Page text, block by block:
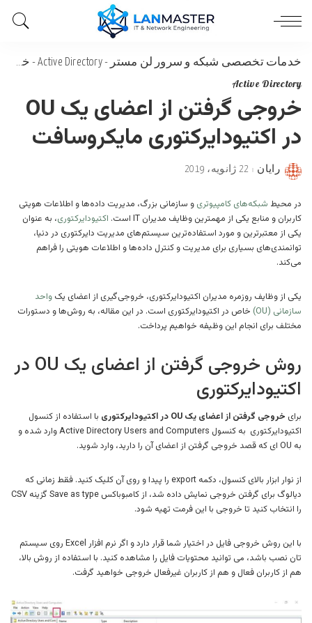
خدمات تخصصی شبکه و سرور لن مستر -
Active Directory
- خروجی گرفتن از اعضای یک OU در اکتیودایرکتوری مایکروسافت
Active Directory
خروجی گرفتن از اعضای یک OU
در اکتیودایرکتوری مایکروسافت
Posted
رایان 22 ژانویه، 2019
در محیط‌ شبکه‌های کامپیوتری و سازمانی بزرگ، مدیریت داده‌ها و اطلاعات هویتی
کاربران و منابع یکی از مهمترین وظایف مدیران IT است.
اکتیودایرکتوری، به عنوان
یکی از معتبرترین و مورد استفاده‌ترین سیستم‌های مدیریت دایرکتوری در دنیا،
توانمندی‌های بسیاری برای مدیریت و کنترل داده‌ها و اطلاعات هویتی را فراهم
می‌کند.
یکی از وظایف روزمره مدیران اکتیودایرکتوری، خروجی‌گیری از اعضای یک واحد
سازمانی (OU)
خاص در اکتیودایرکتوری است. در این مقاله، به روش‌ها و دستورات
مختلف برای انجام این وظیفه خواهیم پرداخت.
روش خروجی گرفتن از اعضای یک OU در
اکتیودایرکتوری
برای خروجی گرفتن از اعضای یک OU در اکتیودایرکتوری
با استفاده از کنسول
اکتیودایرکتوری به کنسول Active Directory Users and Computers وارد شده و
به OU ای که قصد خروجی گرفتن از اعضای آن را دارید، وارد شوید.
از نوار ابزار بالای کنسول، دکمه export را پیدا و روی آن کلیک کنید. فقط زمانی که
دیالوگ برای گرفتن خروجی نمایش داده شد، از کامبوباکس Save as type گزینه CSV
را انتخاب کنید تا خروجی با این فرمت تهیه شود.
با این روش خروجی فایل در اختیار شما قرار دارد و اگر نرم افزار Excel روی سیستم
تان نصب باشد، می توانید محتویات فایل را مشاهده کنید. با استفاده از روش بالا،
هم از کاربران فعال و هم از کاربران غیرفعال خروجی خواهید گرفت.